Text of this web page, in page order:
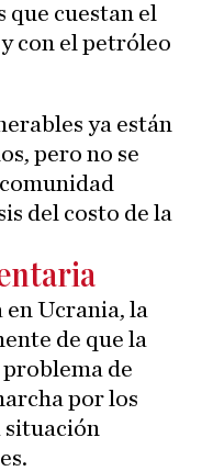
cuestan el
con el petróleo
ya están
pero no se
del costo de la
Ucrania, la
de que la
de
por los
situación